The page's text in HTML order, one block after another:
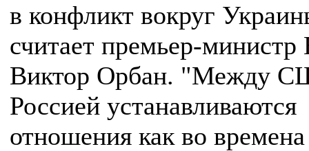
в конфликт вокруг
считает премьер-министр
Виктор Орбан. "Между
Россией устанавливаются
отношения как во времена